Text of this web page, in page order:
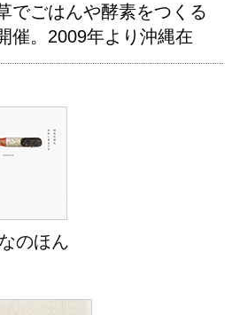
でごはんや酵素をつくる
催。2009年より沖縄在
のほん